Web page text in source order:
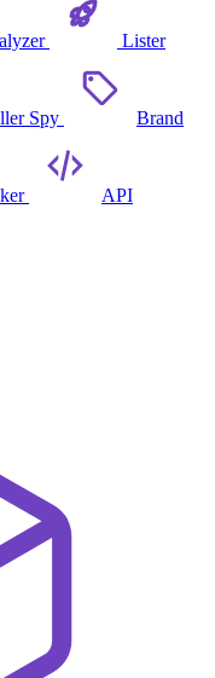
Lister
Spy Brand
API